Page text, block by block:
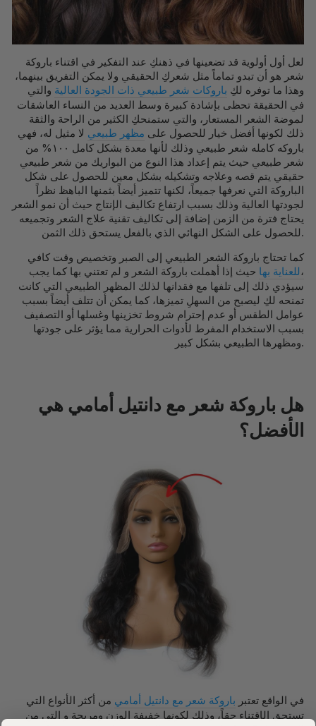
لعل أول أولوية قد تضعينها في ذهنكِ عند التفكير في اقتناء باروكة
شعر هو أن تبدو تماماً مثل شعركِ الحقيقي ولا يمكن التفريق بينهما،
وهذا ما توفره لكِ باروكات شعر طبيعي ذات الجودة العالية والتي
في الحقيقة تحظى بإشادة كبيرة وسط العديد من النساء العاشقات
لموضة الشعر المستعار، والتي ستمنحكِ الكثير من الراحة والثقة
ذلك لكونها أفضل خيار للحصول على مظهر طبيعي لا مثيل له، فهي
باروكه كامله شعر طبيعي وذلك لأنها معدة بشكل كامل ١٠٠% من
شعر طبيعي حيث يتم إعداد هذا النوع من البواريك من شعر طبيعي
حقيقي يتم قصه وعلاجه وتشكيله بشكل معين للحصول على شكل
الباروكة التي نعرفها جميعاً، لكنها تتميز أيضاً بثمنها الباهظ نظراً
لجودتها العالية وذلك بسبب ارتفاع تكاليف الإنتاج حيث أن نمو الشعر
يحتاج فترة من الزمن إضافة إلى تكاليف تقنية علاج الشعر وتجميعه
للحصول على الشكل النهائي الذي بالفعل يستحق ذلك الثمن.
كما تحتاج باروكة الشعر الطبيعي إلى الصبر وتخصيص وقت كافي
للعناية بها ،
حيث إذا أهملت باروكة الشعر و لم تعتني بها كما يجب
سيؤدي ذلك إلى تلفها مع فقدانها لذلك المظهر الطبيعي التي كانت
تمنحه لكِ ليصبح من السهلِ تميزها، كما يمكن أن تتلف أيضاً بسبب
عوامل الطقس أو عدم إحترام شروط تخزينها وغسلها أو التصفيف
بسبب الاستخدام المفرط لأدوات الحرارية مما يؤثر على جودتها
ومظهرها الطبيعي بشكل كبير.
هل باروكة شعر مع دانتيل أمامي هي
الأفضل؟
في الواقع تعتبر باروكة شعر مع دانتيل أمامي من أكثر الأنواع التي
تستحق الإقتناء حقاً، وذلك لكونها خفيفة الوزن ومريحة و التي من